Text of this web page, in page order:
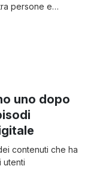
persone e
tecnica: l’idea
uno dopo
contenuti che ha
utenti